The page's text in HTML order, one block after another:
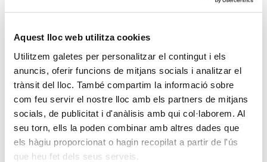
Aquest lloc web utilitza cookies
Utilitzem galetes per personalitzar el contingut i els
anuncis, oferir funcions de mitjans socials i analitzar el
trànsit del lloc. També compartim la informació sobre
com feu servir el nostre lloc amb els partners de mitjans
socials, de publicitat i d'anàlisis amb qui col·laborem. Al
seu torn, ells la poden combinar amb altres dades que
els hàgiu proporcionat o hagin recopilat a partir de l'ús
que heu fet dels seus serveis.
Cáritas Diocesana de Barcelona deplora la
pide diálogo ante la situación política que
se está viviendo
SIGUE LEYENDO
Cáritas Barcelona alerta del impacto
profundo y sostenido de la crisis de la
COVID-19 en las personas que acompaña
SIGUE LEYENDO